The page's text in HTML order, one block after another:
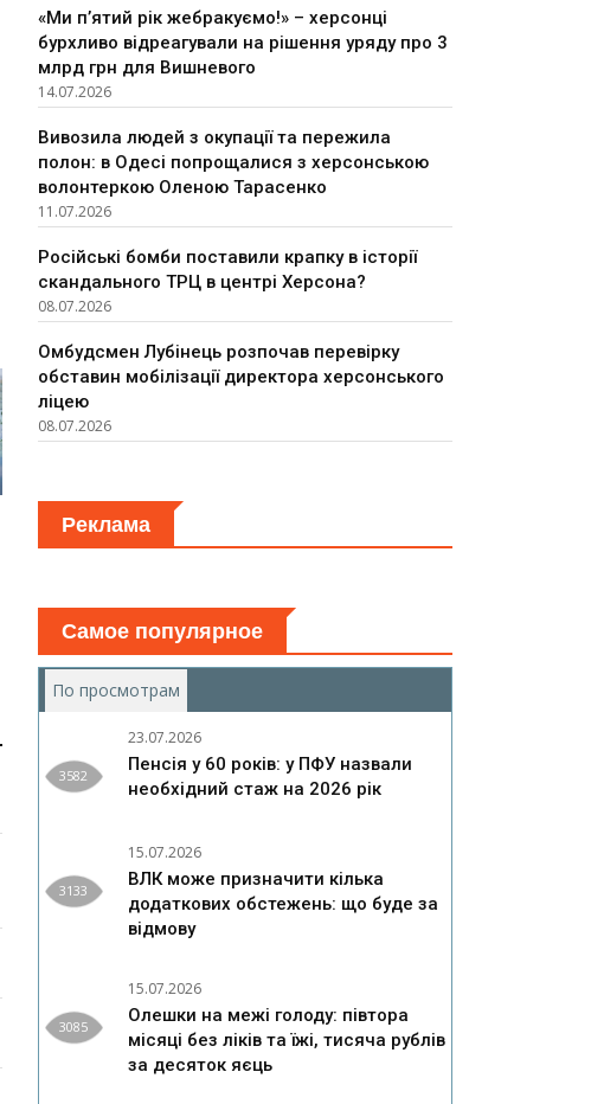
«Ми п’ятий рік жебракуємо!» – херсонці
бурхливо відреагували на рішення уряду про 3
млрд грн для Вишневого
14.07.2026
Вивозила людей з окупації та пережила
полон: в Одесі попрощалися з херсонською
волонтеркою Оленою Тарасенко
11.07.2026
Російські бомби поставили крапку в історії
скандального ТРЦ в центрі Херсона?
08.07.2026
Омбудсмен Лубінець розпочав перевірку
обставин мобілізації директора херсонського
ліцею
08.07.2026
Реклама
Самое популярное
По просмотрам
3582
23.07.2026
Пенсія у 60 років: у ПФУ назвали
необхідний стаж на 2026 рік
3133
15.07.2026
ВЛК може призначити кілька
додаткових обстежень: що буде за
відмову
3085
15.07.2026
Олешки на межі голоду: півтора
місяці без ліків та їжі, тисяча рублів
за десяток яєць